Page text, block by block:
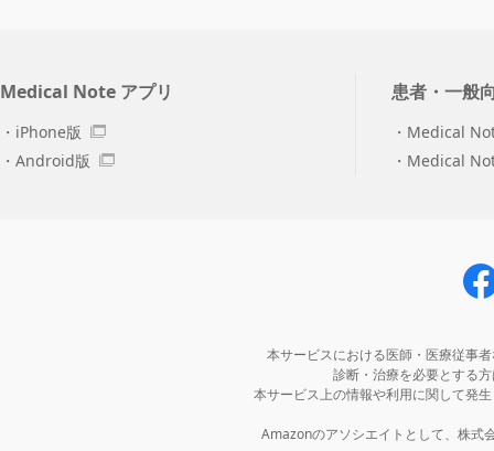
Medical Note アプリ
iPhone版
Android版
患者・一般
Medical
Medical
本サービスにおける医師・医療従事
診断・治療を必要とする
本サービス上の情報や利用に関して発
Amazonのアソシエイトとして、株式